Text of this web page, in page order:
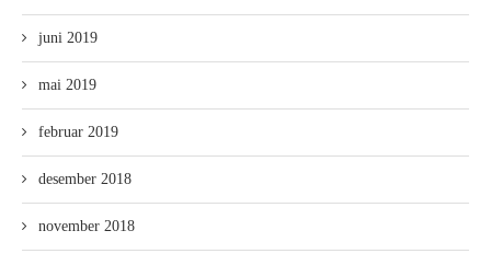
juni 2019
mai 2019
februar 2019
desember 2018
november 2018